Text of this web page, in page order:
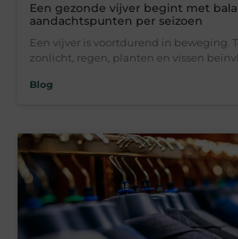
Een gezonde vijver begint met
aandachtspunten per seizoen
Een vijver is voortdurend in beweging.
zonlicht, regen, planten en vissen
Blog